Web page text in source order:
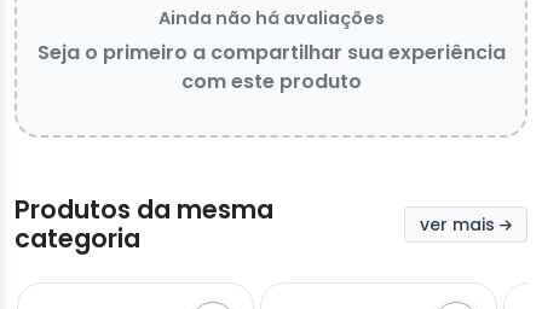
Ainda não há avaliações
Seja o primeiro a compartilhar sua experiência
com este produto
Produtos da mesma
categoria
ver mais